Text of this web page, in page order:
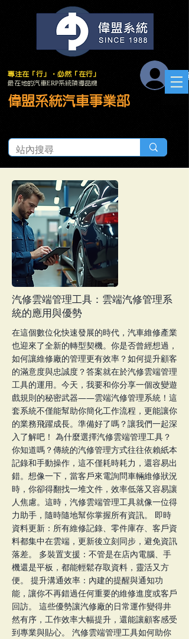
偉盟系統汽車事業部
專注在「行」．必然「在行」
最在地的汽車ERP系統領導品牌
會
汽修雲端管理工具：雲端汽修管理系
統的應用與優勢
在這個數位化快速發展的時代，汽車維修產業
也迎來了全新的轉型契機。你是否曾經想過，
如何讓維修廠的管理更有效率？如何提升顧客
的滿意度與忠誠度？答案就在於汽修雲端管理
工具的運用。今天，我要和你分享一個改變遊
戲規則的秘密武器——雲端汽修管理系統！這
套系統不僅能幫助你簡化工作流程，更能讓你
的業務飛躍成長。準備好了嗎？讓我們一起深
入了解吧！ 為什麼選擇汽修雲端管理工具？
你知道嗎？傳統的汽修管理方式往往依賴紙本
記錄和手動操作，這不僅耗時耗力，還容易出
錯。想像一下，當客戶來電詢問車輛維修狀況
時，你卻得翻找一堆文件，效率低落又容易讓
人焦慮。這時，汽修雲端管理工具就像一位得
力助手，隨時隨地幫你掌握所有資訊。 即時
資料更新：所有維修記錄、零件庫存、客戶資
料都集中在雲端，更新後立刻同步，避免資訊
落差。 多裝置支援：不管是在店內電腦、手
機還是平板，都能輕鬆存取資料，靈活又方
便。 提升溝通效率：內建的提醒與通知功
能，讓你不再錯過任何重要的維修進度或客戶
回訪。 這些優勢讓汽修廠的日常運作變得井
然有序，工作效率大幅提升，還能讓顧客感受
到專業與貼心。 汽修雲端管理工具如何助你